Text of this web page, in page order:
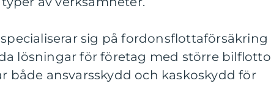
specialiserar sig på fordonsflottaförsäkring
lösningar för företag med större
både ansvarsskydd och kaskoskydd för